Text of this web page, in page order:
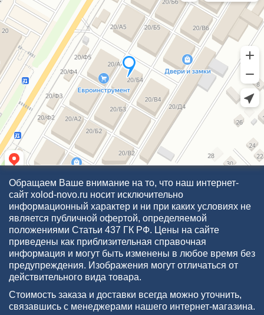
Обращаем Ваше внимание на то, что наш интернет-
сайт xolod-novo.ru носит исключительно
информационный характер и ни при каких условиях не
является публичной офертой, определяемой
положениями Статьи 437 ГК РФ. Цены на сайте
приведены как приблизительная справочная
информация и могут быть изменены в любое время без
предупреждения. Изображения могут отличаться от
действительного вида товара.
Стоимость заказа и доставки всегда можно уточнить,
связавшись с менеджерами нашего интернет-магазина.